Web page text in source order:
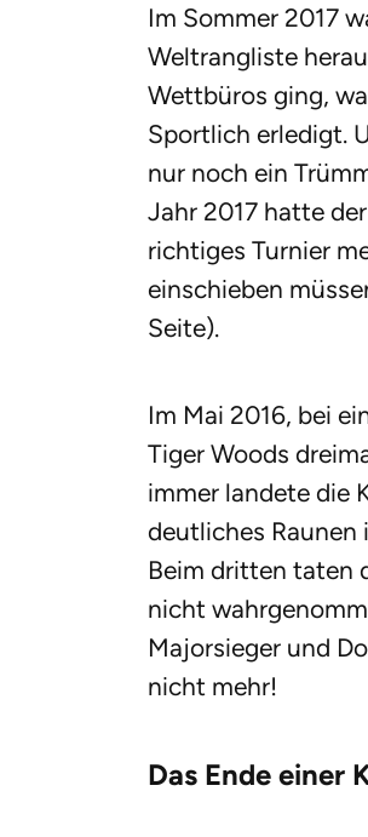
Im Sommer 2017
Weltrangliste
Wettbüros ging,
Sportlich erledigt.
nur noch ein
Jahr 2017 hatte
richtiges Turnier
einschieben
Seite).
Im Mai 2016, bei
Tiger Woods
immer landete die
deutliches Raunen
Beim dritten taten
nicht
Majorsieger und
nicht mehr!
Das Ende einer